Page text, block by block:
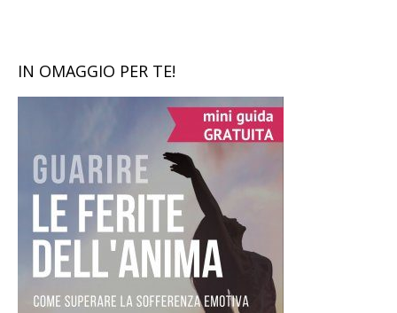
IN OMAGGIO PER TE!